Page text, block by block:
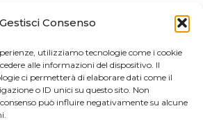
Gestisci Consenso
utilizziamo tecnologie come i cookie
alle informazioni del dispositivo. Il
ci permetterà di elaborare dati come il
o ID unici su questo sito. Non
può influire negativamente su alcune
43 97015 MODICA (RG) – P. IVA: IT
01470350883
ByIl Brandificio